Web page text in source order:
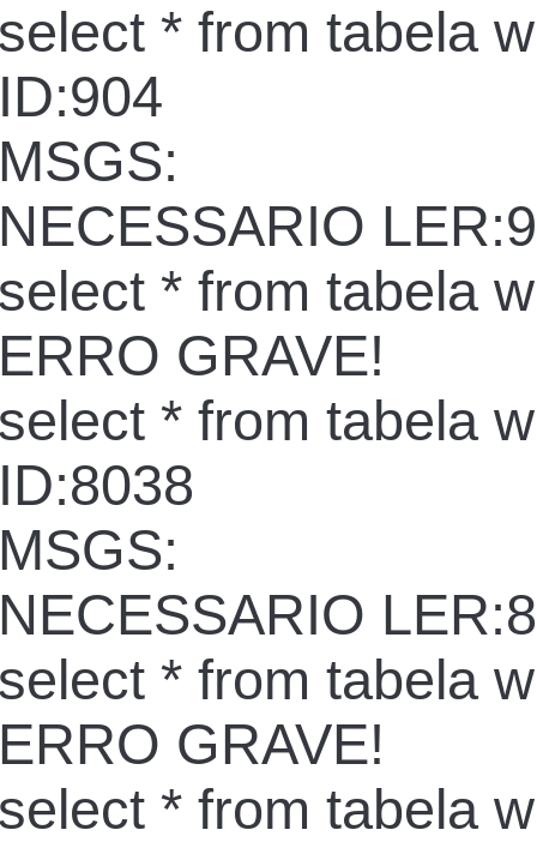
* from tabela
* from tabela
GRAVE!
* from tabela
* from tabela
GRAVE!
* from tabela